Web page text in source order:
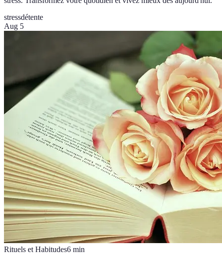
stressdétente
Aug 5
Rituels et Habitudes6 min